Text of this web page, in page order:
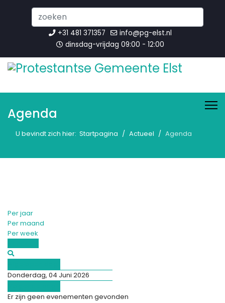
...
+31 481 371357
info@pg-elst.nl
dinsdag-vrijdag 09:00 - 12:00
Agenda
U bevindt zich hier: Startpagina Actueel Agenda
Per jaar
Per maand
Per week
Donderdag, 04 Juni 2026
Er zijn geen evenementen gevonden